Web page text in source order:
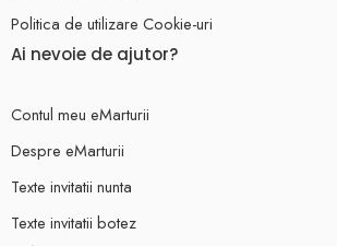
Politica de utilizare Cookie-uri
Ai nevoie de ajutor?
Contul meu eMarturii
Despre eMarturii
Texte invitatii nunta
Texte invitatii botez